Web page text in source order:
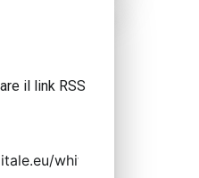
il link RSS